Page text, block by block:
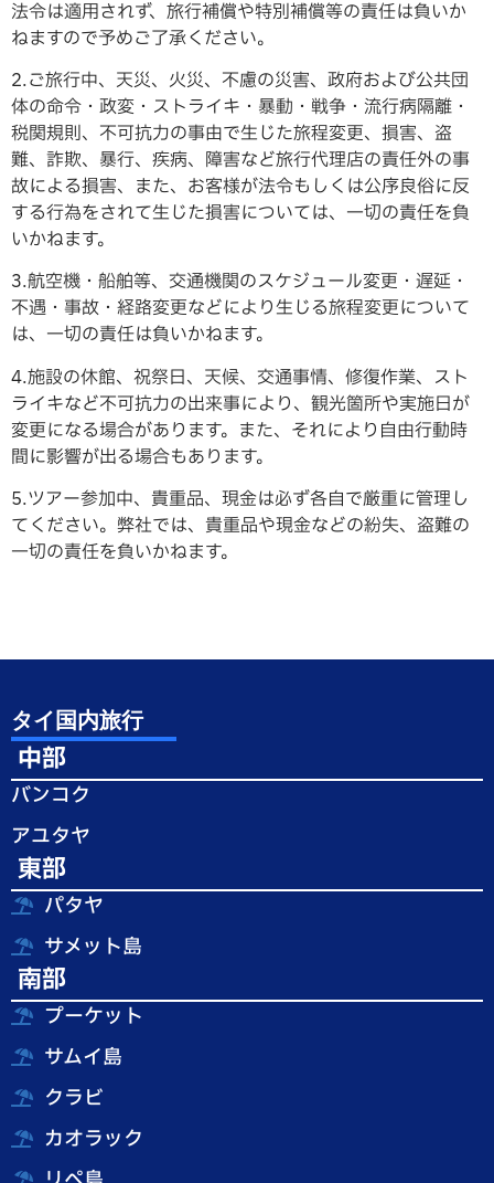
法令は適用されず、旅行補償や特別補償等の責任は負いか
ねますので予めご了承ください。
2.ご旅行中、天災、火災、不慮の災害、政府および公共団
体の命令・政変・ストライキ・暴動・戦争・流行病隔離・
税関規則、不可抗力の事由で生じた旅程変更、損害、盗
難、詐欺、暴行、疾病、障害など旅行代理店の責任外の事
故による損害、また、お客様が法令もしくは公序良俗に反
する行為をされて生じた損害については、一切の責任を負
いかねます。
3.航空機・船舶等、交通機関のスケジュール変更・遅延・
不遇・事故・経路変更などにより生じる旅程変更について
は、一切の責任は負いかねます。
4.施設の休館、祝祭日、天候、交通事情、修復作業、スト
ライキなど不可抗力の出来事により、観光箇所や実施日が
変更になる場合があります。また、それにより自由行動時
間に影響が出る場合もあります。
5.ツアー参加中、貴重品、現金は必ず各自で厳重に管理し
てください。弊社では、貴重品や現金などの紛失、盗難の
一切の責任を負いかねます。
タイ国内旅行
中部
バンコク
アユタヤ
東部
パタヤ
サメット島
南部
プーケット
サムイ島
クラビ
カオラック